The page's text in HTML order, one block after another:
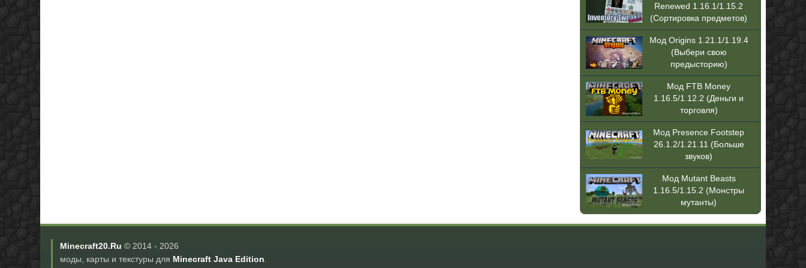
Renewed 1.16.1/1.15.2
(Сортировка предметов)
Мод Origins 1.21.1/1.19.4
(Выбери свою
предысторию)
Мод FTB Money
1.16.5/1.12.2 (Деньги и
торговля)
Мод Presence Footstep
26.1.2/1.21.11 (Больше
звуков)
Мод Mutant Beasts
1.16.5/1.15.2 (Монстры
мутанты)
Minecraft20.Ru © 2014 - 2026
моды, карты и текстуры для Minecraft Java Edition